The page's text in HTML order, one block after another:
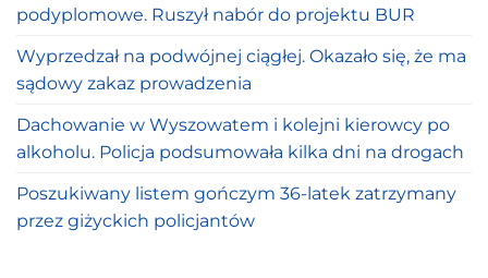
podyplomowe. Ruszył nabór do projektu BUR
Wyprzedzał na podwójnej ciągłej. Okazało się, że ma
sądowy zakaz prowadzenia
Dachowanie w Wyszowatem i kolejni kierowcy po
alkoholu. Policja podsumowała kilka dni na drogach
Poszukiwany listem gończym 36-latek zatrzymany
przez giżyckich policjantów